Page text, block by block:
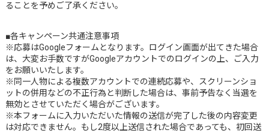
ることを予めご了承ください。
■各キャンペーン共通注意事項
※応募はGoogleフォームとなります。ログイン画面が出てきた場合
は、大変お手数ですがGoogleアカウントでのログインの上、ご入力
をお願いいたします。
※同一人物による複数アカウントでの連続応募や、スクリーンショ
ットの併用などの不正行為と判断した場合は、事前予告なく当選を
無効とさせていただく場合がございます。
※本フォームに入力いただいた情報の送信が完了した後の内容変更
は対応できません。もし2度以上送信された場合であっても、初回送